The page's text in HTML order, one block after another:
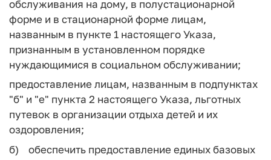
обслуживания на дому, в полустационарной
форме и в стационарной форме лицам,
названным в пункте 1 настоящего Указа,
признанным в установленном порядке
нуждающимися в социальном обслуживании;
предоставление лицам, названным в подпунктах
"б" и "е" пункта 2 настоящего Указа, льготных
путевок в организации отдыха детей и их
оздоровления;
б) обеспечить предоставление единых базовых